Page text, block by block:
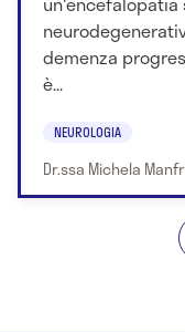
demenza
è...
NEUROLOGIA
Dr.ssa Michela